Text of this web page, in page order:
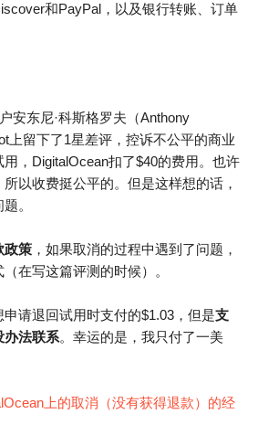
和PayPal，以及银行转账、订单
安东尼·科斯格罗夫（Anthony
上留下了1星差评，控诉不公平的商业
，DigitalOcean扣了$40的费用。也许
以收费挺公平的。但是这样想的话，
。
政策 ，如果取消的过程中遇到了问题，
在写这篇评测的时候）。
请退回试用时支付的$1.03，但是支
办法联系。幸运的是，我只付了一美
上的取消（没有获得退款）的经